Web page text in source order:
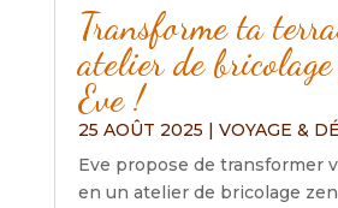
Transforme ta
atelier de bricolage
Eve !
25 AOÛT 2025 | VOYAGE &
Eve propose de transformer
en un atelier de bricolage